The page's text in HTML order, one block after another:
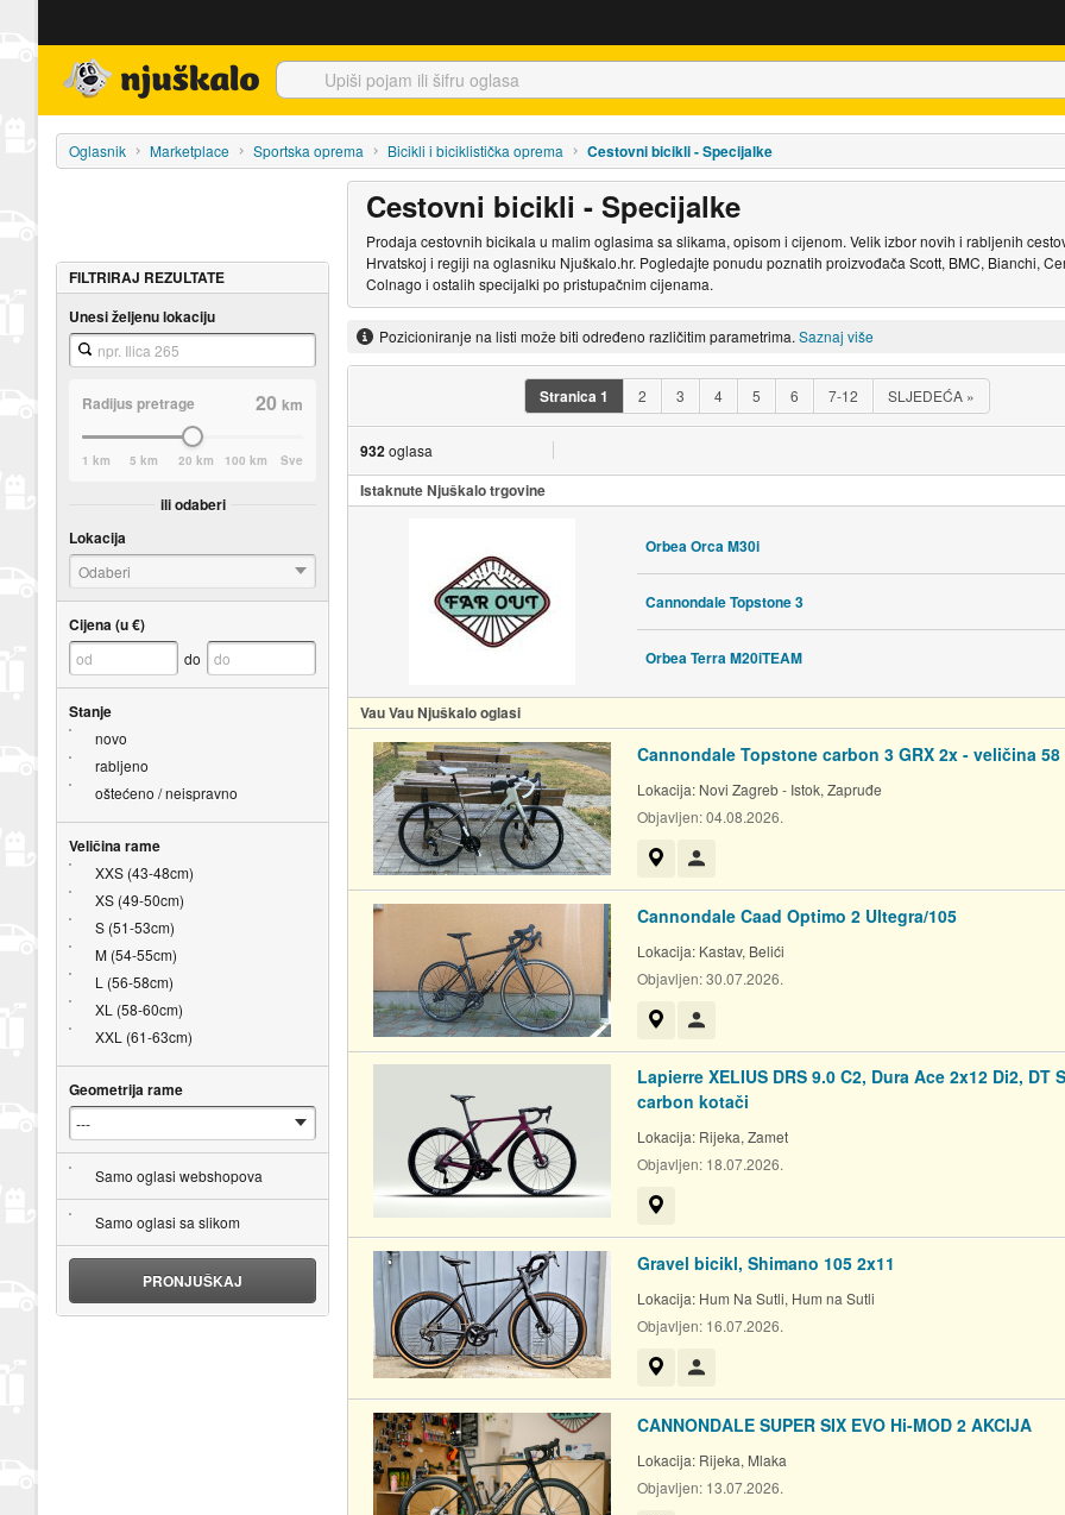
Oglasnik Marketplace Sportska oprema Bicikli i biciklistička oprema Cestovni bicikli - Specijalke
Cestovni bicikli - Specijalke
Prodaja cestovnih bicikala u malim oglasima sa slikama, opisom i cijenom. Velik izbor novih i rabljenih
Hrvatskoj i regiji na oglasniku Njuškalo.hr. Pogledajte ponudu poznatih proizvođača Scott, BMC, Bianchi,
Colnago i ostalih specijalki po pristupačnim cijenama.
Pozicioniranje na listi može biti određeno različitim parametrima. Saznaj više
Stranica1 2 3 4 5 6 7-12 SLJEDEĆA »
932oglasa
Istaknute Njuškalo trgovine
Orbea Orca M30i
Cannondale Topstone 3
Orbea Terra M20iTEAM
Vau Vau Njuškalo oglasi
Cannondale Topstone carbon 3 GRX 2x - veličina 58
Lokacija: Novi Zagreb - Istok, Zapruđe
Objavljen:04.08.2026.
Cannondale Caad Optimo 2 Ultegra/105
Lokacija: Kastav, Belići
Objavljen:30.07.2026.
Lapierre XELIUS DRS 9.0 C2, Dura Ace 2x12 Di2, DT
carbon kotači
Lokacija: Rijeka, Zamet
Objavljen: 18.07.2026.
Gravel bicikl, Shimano 105 2x11
Lokacija: Hum Na Sutli, Hum na Sutli
Objavljen: 16.07.2026.
CANNONDALE SUPER SIX EVO Hi-MOD 2 AKCIJA
Lokacija: Rijeka, Mlaka
Objavljen: 13.07.2026.
FILTRIRAJ REZULTATE
Unesi željenu lokaciju
Radijus pretrage 20km
1 km 5 km 20 km 100 km Sve
ili odaberi
Lokacija
Odaberi
Cijena (u €)
do
Stanje
novo
rabljeno
oštećeno / neispravno
Veličina rame
XXS (43-48cm)
XS (49-50cm)
S (51-53cm)
M (54-55cm)
L (56-58cm)
XL (58-60cm)
XXL (61-63cm)
Geometrija rame
Samo oglasi webshopova
Samo oglasi sa slikom
PRONJUŠKAJ